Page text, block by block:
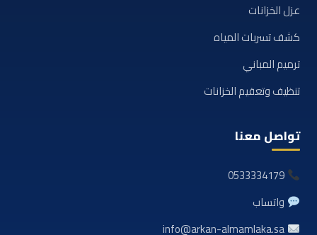
عزل الخزانات
كشف تسربات المياه
ترميم المباني
تنظيف وتعقيم الخزانات
تواصل معنا
0533334179
واتساب
info@arkan-almamlaka.sa